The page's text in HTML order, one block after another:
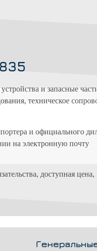
и запасные
техническое
и официального
на электронную почту
доступная цена,